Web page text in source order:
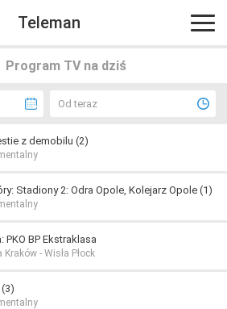
Teleman
Program TV na dziś
Od teraz
z demobilu (2)
Stadiony 2: Odra Opole, Kolejarz Opole (1)
PKO BP Ekstraklasa
Kraków - Wisła Płock